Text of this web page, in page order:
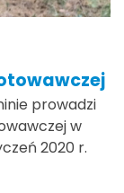
prowadzi
w
2020 r.